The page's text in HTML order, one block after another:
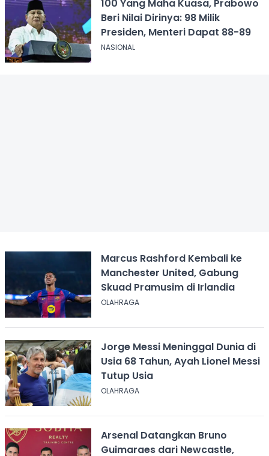
100 Yang Maha Kuasa, Prabowo
Beri Nilai Dirinya: 98 Milik
Presiden, Menteri Dapat 88-89
NASIONAL
Marcus Rashford Kembali ke
Manchester United, Gabung
Skuad Pramusim di Irlandia
OLAHRAGA
Jorge Messi Meninggal Dunia di
Usia 68 Tahun, Ayah Lionel Messi
Tutup Usia
OLAHRAGA
Arsenal Datangkan Bruno
Guimaraes dari Newcastle,